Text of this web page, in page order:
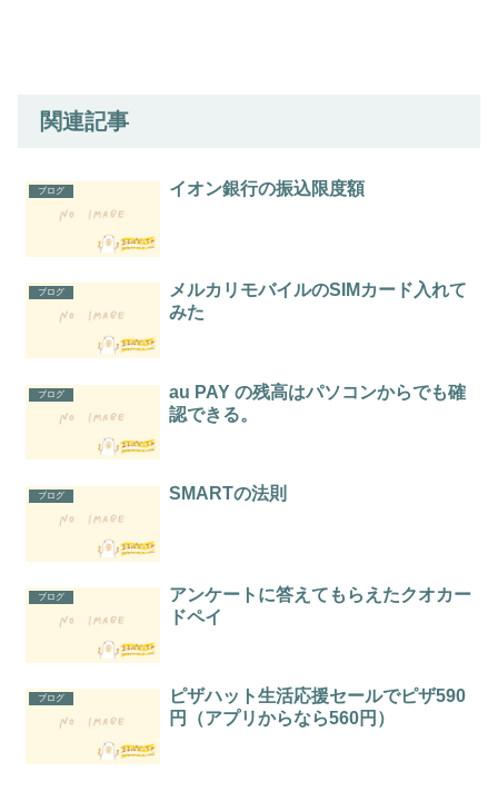
関連記事
ブログ イオン銀行の振込限度額
ブログ
メルカリモバイルのSIMカード入れて
みた
ブログ
au PAY の残高はパソコンからでも確
認できる。
ブログ SMARTの法則
ブログ
アンケートに答えてもらえたクオカー
ドペイ
ブログ
ピザハット生活応援セールでピザ590
円（アプリからなら560円）